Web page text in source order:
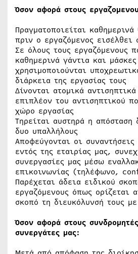
Όσον αφορά στους
Πραγματοποιείται καθημερινά
πριν ο εργαζόμενος εισέλθει
Σε όλους τους εργαζόμενους
καθημερινά γάντια και
χρησιμοποιούνται
διάρκεια της εργασίας τους
Δίνονται ατομικά
επιπλέον του αντισηπτικού
χώρο εργασίας
Τηρείται αυστηρά η
δυο υπαλλήλους
Αποφεύγονται οι
εντός της εταιρίας μας,
συνεργασίες μας μέσω
επικοινωνίας (τηλέφωνο,
Παρέχεται άδεια ειδικού
εργαζόμενους όπως ορίζεται
σκοπό τη διευκόλυνσή τους
Όσον αφορά στους
συνεργάτες μας: